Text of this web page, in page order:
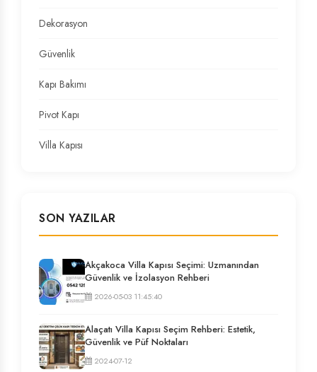
Dekorasyon
Güvenlik
Kapı Bakımı
Pivot Kapı
Villa Kapısı
SON YAZILAR
Akçakoca Villa Kapısı Seçimi: Uzmanından
Güvenlik ve İzolasyon Rehberi
2026-05-03 11:45:40
Alaçatı Villa Kapısı Seçim Rehberi: Estetik,
Güvenlik ve Püf Noktaları
2024-07-12